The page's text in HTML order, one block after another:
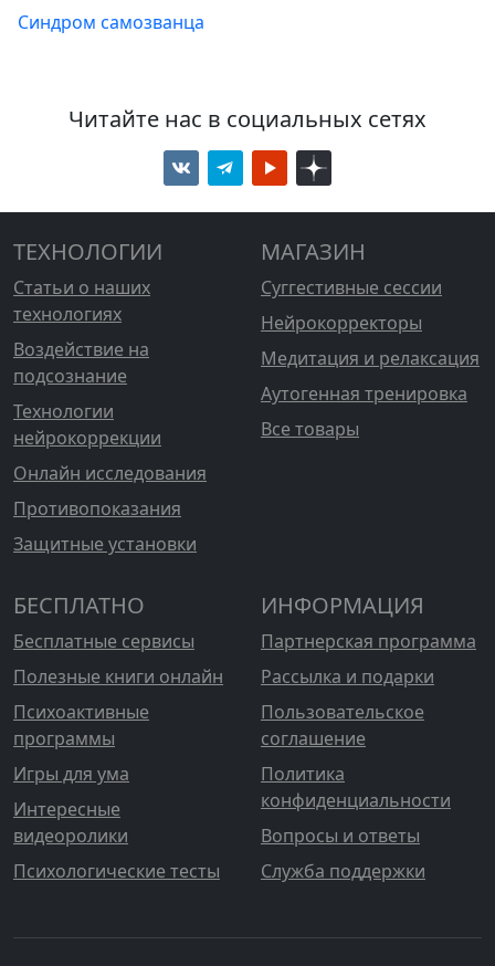
Синдром самозванца
Читайте нас в социальных сетях
ТЕХНОЛОГИИ
Статьи о наших
технологиях
Воздействие на
подсознание
Технологии
нейрокоррекции
Онлайн исследования
Противопоказания
Защитные установки
МАГАЗИН
Суггестивные сессии
Нейрокорректоры
Медитация и релаксация
Аутогенная тренировка
Все товары
БЕСПЛАТНО
Бесплатные сервисы
Полезные книги онлайн
Психоактивные
программы
Игры для ума
Интересные
видеоролики
Психологические тесты
ИНФОРМАЦИЯ
Партнерская программа
Рассылка и подарки
Пользовательское
соглашение
Политика
конфиденциальности
Вопросы и ответы
Служба поддержки